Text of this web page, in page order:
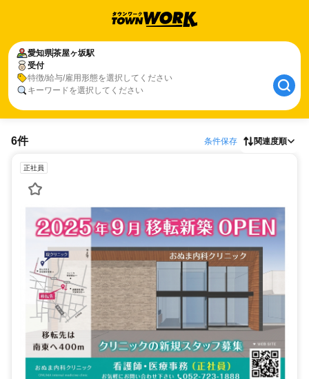
愛知県茶屋ヶ坂駅
受付
特徴/給与/雇用形態を選択してください
キーワードを選択してください
6件 条件保存 関連度順
正社員